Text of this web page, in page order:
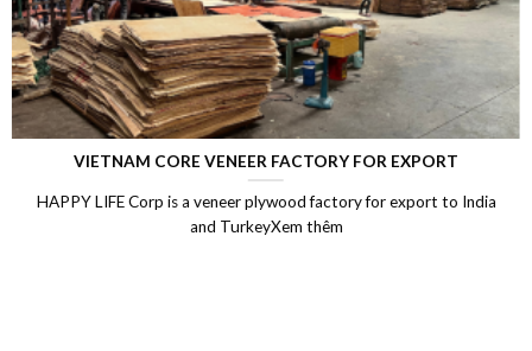
LAMINATED VENEER LUMBER (LVL)
Laminated Wood, LVL Laminated Veneer Lumber, LVL
Vietnam, LVL Timber, Vietnam plywood exportXem